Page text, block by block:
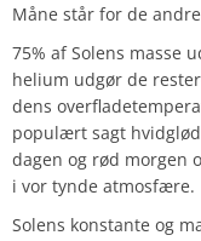
Måne står for de
75% af Solens masse
helium udgør de
dens
populært sagt
dagen og rød morgen
i vor tynde atmosfære.
Solens konstante og